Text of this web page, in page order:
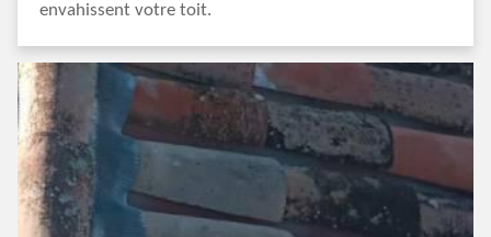
envahissent votre toit.